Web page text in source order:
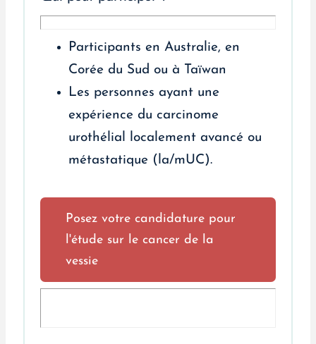
Participants en Australie, en
Corée du Sud ou à Taïwan
Les personnes ayant une
expérience du carcinome
urothélial localement avancé ou
métastatique (la/mUC).
Posez votre candidature pour
l'étude sur le cancer de la
vessie